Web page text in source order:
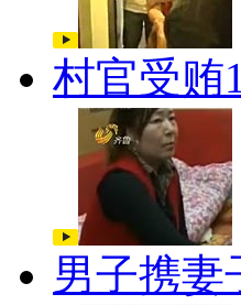
村官受贿
男子携妻